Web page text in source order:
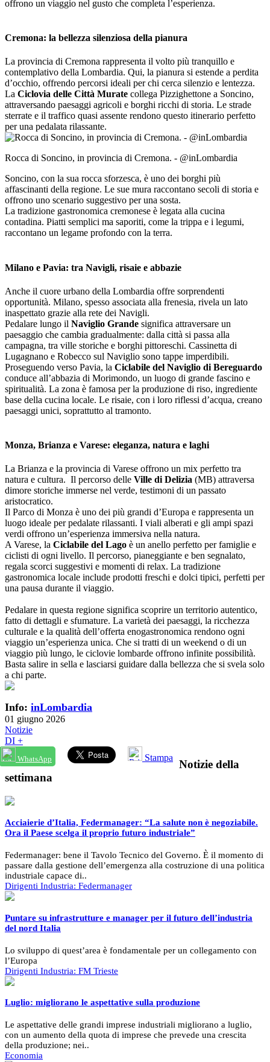
offrono un viaggio nel gusto che completa l’esperienza.
Cremona: la bellezza silenziosa della pianura
La provincia di Cremona rappresenta il volto più tranquillo e
contemplativo della Lombardia. Qui, la pianura si estende a perdita
d’occhio, offrendo percorsi ideali per chi cerca silenzio e lentezza.
La Ciclovia delle Città Murate collega Pizzighettone a Soncino,
attraversando paesaggi agricoli e borghi ricchi di storia. Le strade
sterrate e il traffico quasi assente rendono questo itinerario perfetto
per una pedalata rilassante.
Rocca di Soncino, in provincia di Cremona. - @inLombardia
Soncino, con la sua rocca sforzesca, è uno dei borghi più
affascinanti della regione. Le sue mura raccontano secoli di storia e
offrono uno scenario suggestivo per una sosta.
La tradizione gastronomica cremonese è legata alla cucina
contadina. Piatti semplici ma saporiti, come la trippa e i legumi,
raccontano un legame profondo con la terra.
Milano e Pavia: tra Navigli, risaie e abbazie
Anche il cuore urbano della Lombardia offre sorprendenti
opportunità. Milano, spesso associata alla frenesia, rivela un lato
inaspettato grazie alla rete dei Navigli.
Pedalare lungo il Naviglio Grande significa attraversare un
paesaggio che cambia gradualmente: dalla città si passa alla
campagna, tra ville storiche e borghi pittoreschi. Cassinetta di
Lugagnano e Robecco sul Naviglio sono tappe imperdibili.
Proseguendo verso Pavia, la Ciclabile del Naviglio di Bereguardo
conduce all’abbazia di Morimondo, un luogo di grande fascino e
spiritualità. La zona è famosa per la produzione di riso, ingrediente
base della cucina locale. Le risaie, con i loro riflessi d’acqua, creano
paesaggi unici, soprattutto al tramonto.
Monza, Brianza e Varese: eleganza, natura e laghi
La Brianza e la provincia di Varese offrono un mix perfetto tra
natura e cultura. Il percorso delle Ville di Delizia (MB) attraversa
dimore storiche immerse nel verde, testimoni di un passato
aristocratico.
Il Parco di Monza è uno dei più grandi d’Europa e rappresenta un
luogo ideale per pedalate rilassanti. I viali alberati e gli ampi spazi
verdi offrono un’esperienza immersiva nella natura.
A Varese, la Ciclabile del Lago è un anello perfetto per famiglie e
ciclisti di ogni livello. Il percorso, pianeggiante e ben segnalato,
regala scorci suggestivi e momenti di relax. La tradizione
gastronomica locale include prodotti freschi e dolci tipici, perfetti per
una pausa durante il viaggio.
Pedalare in questa regione significa scoprire un territorio autentico,
fatto di dettagli e sfumature. La varietà dei paesaggi, la ricchezza
culturale e la qualità dell’offerta enogastronomica rendono ogni
viaggio un’esperienza unica. Che si tratti di un weekend o di un
viaggio più lungo, le ciclovie lombarde offrono infinite possibilità.
Basta salire in sella e lasciarsi guidare dalla bellezza che si svela solo
a chi parte.
Info: inLombardia
01 giugno 2026
Notizie
DI +
WhatsApp Stampa
Notizie della
settimana
Acciaierie d’Italia, Federmanager: “La salute non è negoziabile.
Ora il Paese scelga il proprio futuro industriale”
Federmanager: bene il Tavolo Tecnico del Governo. È il momento di
passare dalla gestione dell’emergenza alla costruzione di una politica
industriale capace di..
Dirigenti Industria: Federmanager
Puntare su infrastrutture e manager per il futuro dell’industria
del nord Italia
Lo sviluppo di quest’area è fondamentale per un collegamento con
l’Europa
Dirigenti Industria: FM Trieste
Luglio: migliorano le aspettative sulla produzione
Le aspettative delle grandi imprese industriali migliorano a luglio,
con un aumento della quota di imprese che prevede una crescita
della produzione; nei..
Economia